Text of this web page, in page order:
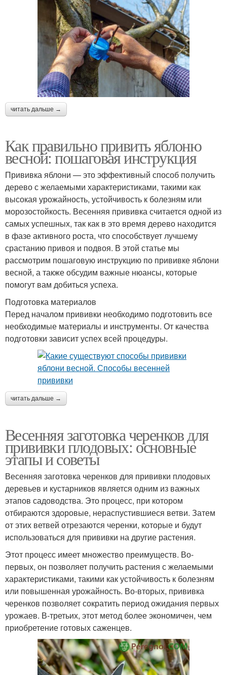
читать дальше →
Как правильно привить яблоню
весной: пошаговая инструкция
Прививка яблони — это эффективный способ получить
дерево с желаемыми характеристиками, такими как
высокая урожайность, устойчивость к болезням или
морозостойкость. Весенняя прививка считается одной из
самых успешных, так как в это время дерево находится
в фазе активного роста, что способствует лучшему
срастанию привоя и подвоя. В этой статье мы
рассмотрим пошаговую инструкцию по прививке яблони
весной, а также обсудим важные нюансы, которые
помогут вам добиться успеха.
Подготовка материалов
Перед началом прививки необходимо подготовить все
необходимые материалы и инструменты. От качества
подготовки зависит успех всей процедуры.
читать дальше →
Весенняя заготовка черенков для
прививки плодовых: основные
этапы и советы
Весенняя заготовка черенков для прививки плодовых
деревьев и кустарников является одним из важных
этапов садоводства. Это процесс, при котором
отбираются здоровые, нераспустившиеся ветви. Затем
от этих ветвей отрезаются черенки, которые и будут
использоваться для прививки на другие растения.
Этот процесс имеет множество преимуществ. Во-
первых, он позволяет получить растения с желаемыми
характеристиками, такими как устойчивость к болезням
или повышенная урожайность. Во-вторых, прививка
черенков позволяет сократить период ожидания первых
урожаев. В-третьих, этот метод более экономичен, чем
приобретение готовых саженцев.